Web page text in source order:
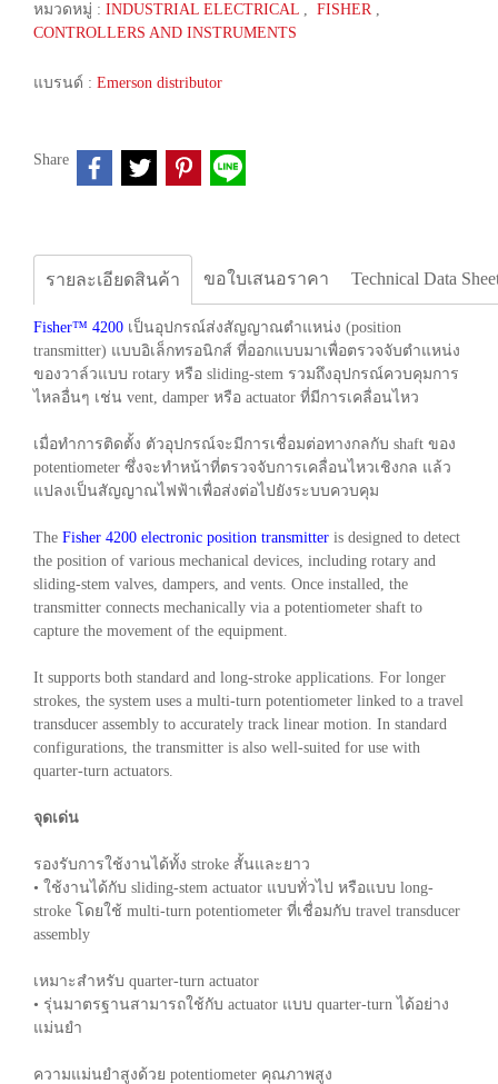
หมวดหมู่ : INDUSTRIAL ELECTRICAL , FISHER ,
CONTROLLERS AND INSTRUMENTS
แบรนด์ : Emerson distributor
Share
รายละเอียดสินค้า ขอใบเสนอราคา Technical Data
Fisher™ 4200 เป็นอุปกรณ์ส่งสัญญาณตำแหน่ง (position
transmitter) แบบอิเล็กทรอนิกส์ ที่ออกแบบมาเพื่อตรวจจับตำแหน่ง
ของวาล์วแบบ rotary หรือ sliding-stem รวมถึงอุปกรณ์ควบคุมการ
ไหลอื่นๆ เช่น vent, damper หรือ actuator ที่มีการเคลื่อนไหว
เมื่อทำการติดตั้ง ตัวอุปกรณ์จะมีการเชื่อมต่อทางกลกับ shaft ของ
potentiometer ซึ่งจะทำหน้าที่ตรวจจับการเคลื่อนไหวเชิงกล แล้ว
แปลงเป็นสัญญาณไฟฟ้าเพื่อส่งต่อไปยังระบบควบคุม
The Fisher 4200 electronic position transmitter is designed to detect
the position of various mechanical devices, including rotary and
sliding-stem valves, dampers, and vents. Once installed, the
transmitter connects mechanically via a potentiometer shaft to
capture the movement of the equipment.
It supports both standard and long-stroke applications. For longer
strokes, the system uses a multi-turn potentiometer linked to a travel
transducer assembly to accurately track linear motion. In standard
configurations, the transmitter is also well-suited for use with
quarter-turn actuators.
จุดเด่น
รองรับการใช้งานได้ทั้ง stroke สั้นและยาว
• ใช้งานได้กับ sliding-stem actuator แบบทั่วไป หรือแบบ long-
stroke โดยใช้ multi-turn potentiometer ที่เชื่อมกับ travel transducer
assembly
เหมาะสำหรับ quarter-turn actuator
• รุ่นมาตรฐานสามารถใช้กับ actuator แบบ quarter-turn ได้อย่าง
แม่นยำ
ความแม่นยำสูงด้วย potentiometer คุณภาพสูง